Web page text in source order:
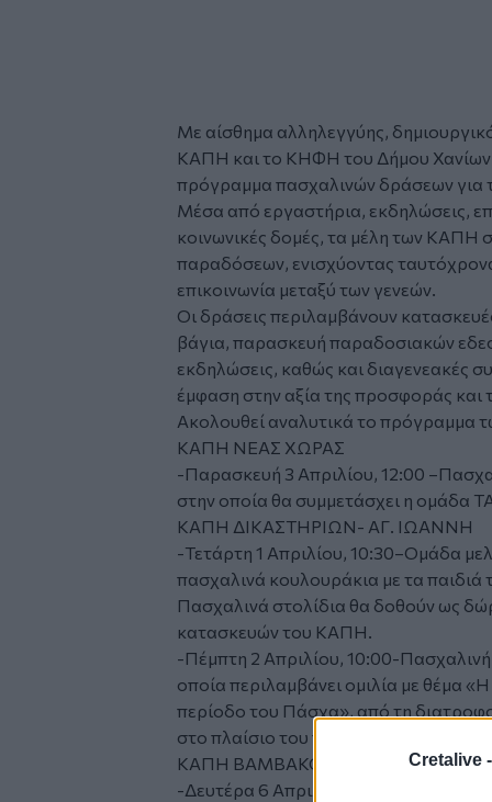
Cretalive -
Με αίσθημα αλληλεγγύης,
ΚΑΠΗ και το ΚΗΦΗ του Δήμου Χανίων
πρόγραμμα πασχαλινών δράσεων για
Μέσα από εργαστήρια, εκδηλώσεις,
κοινωνικές δομές, τα μέλη των ΚΑΠΗ
παραδόσεων, ενισχύοντας
επικοινωνία μεταξύ των γενεών.
Οι δράσεις περιλαμβάνουν
βάγια, παρασκευή παραδοσιακών
εκδηλώσεις, καθώς και διαγενεακές
έμφαση στην αξία της προσφοράς και
Ακολουθεί αναλυτικά το πρόγραμμα
ΚΑΠΗ ΝΕΑΣ ΧΩΡΑΣ
-Παρασκευή 3 Απριλίου, 12:00
στην οποία θα συμμετάσχει η ομάδα
ΚΑΠΗ ΔΙΚΑΣΤΗΡΙΩΝ- ΑΓ. ΙΩΑΝΝΗ
-Τετάρτη 1 Απριλίου, 10:30–Ομάδα
πασχαλινά κουλουράκια με τα παιδιά
Πασχαλινά στολίδια θα δοθούν ως
κατασκευών του ΚΑΠΗ.
-Πέμπτη 2 Απριλίου, 10:00-
οποία περιλαμβάνει ομιλία με θέμα
περίοδο του Πάσχα», από τη
στο πλαίσιο του προγράμματος
ΚΑΠΗ ΒΑΜΒΑΚΟΠΟΥΛΟΥ
-Δευτέρα 6 Απριλίου, 11:00 -